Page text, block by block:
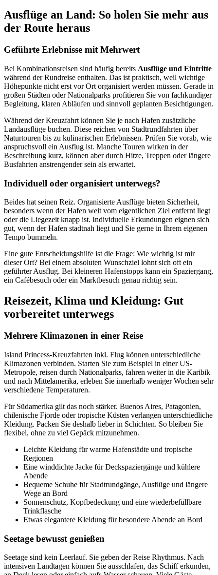
Ausflüge an Land: So holen Sie mehr aus
der Route heraus
Geführte Erlebnisse mit Mehrwert
Bei Kombinationsreisen sind häufig bereits Ausflüge und Eintritte
während der Rundreise enthalten. Das ist praktisch, weil wichtige
Höhepunkte nicht erst vor Ort organisiert werden müssen. Gerade in
großen Städten oder Nationalparks profitieren Sie von fachkundiger
Begleitung, klaren Abläufen und sinnvoll geplanten Besichtigungen.
Während der Kreuzfahrt können Sie je nach Hafen zusätzliche
Landausflüge buchen. Diese reichen von Stadtrundfahrten über
Naturtouren bis zu kulinarischen Erlebnissen. Prüfen Sie vorab, wie
anspruchsvoll ein Ausflug ist. Manche Touren wirken in der
Beschreibung kurz, können aber durch Hitze, Treppen oder längere
Busfahrten anstrengender sein als erwartet.
Individuell oder organisiert unterwegs?
Beides hat seinen Reiz. Organisierte Ausflüge bieten Sicherheit,
besonders wenn der Hafen weit vom eigentlichen Ziel entfernt liegt
oder die Liegezeit knapp ist. Individuelle Erkundungen eignen sich
gut, wenn der Hafen stadtnah liegt und Sie gerne in Ihrem eigenen
Tempo bummeln.
Eine gute Entscheidungshilfe ist die Frage: Wie wichtig ist mir
dieser Ort? Bei einem absoluten Wunschziel lohnt sich oft ein
geführter Ausflug. Bei kleineren Hafenstopps kann ein Spaziergang,
ein Cafébesuch oder ein Marktbesuch genau richtig sein.
Reisezeit, Klima und Kleidung: Gut
vorbereitet unterwegs
Mehrere Klimazonen in einer Reise
Island Princess-Kreuzfahrten inkl. Flug können unterschiedliche
Klimazonen verbinden. Starten Sie zum Beispiel in einer US-
Metropole, reisen durch Nationalparks, fahren weiter in die Karibik
und nach Mittelamerika, erleben Sie innerhalb weniger Wochen sehr
verschiedene Temperaturen.
Für Südamerika gilt das noch stärker. Buenos Aires, Patagonien,
chilenische Fjorde oder tropische Küsten verlangen unterschiedliche
Kleidung. Packen Sie deshalb lieber in Schichten. So bleiben Sie
flexibel, ohne zu viel Gepäck mitzunehmen.
Leichte Kleidung für warme Hafenstädte und tropische
Regionen
Eine winddichte Jacke für Deckspaziergänge und kühlere
Abende
Bequeme Schuhe für Stadtrundgänge, Ausflüge und längere
Wege an Bord
Sonnenschutz, Kopfbedeckung und eine wiederbefüllbare
Trinkflasche
Etwas elegantere Kleidung für besondere Abende an Bord
Seetage bewusst genießen
Seetage sind kein Leerlauf. Sie geben der Reise Rhythmus. Nach
intensiven Landtagen können Sie ausschlafen, das Schiff erkunden,